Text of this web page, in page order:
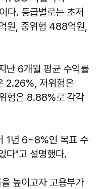
. 등급별로는 초저
, 중위험 488억원,
난 6개월 평균 수익률
2.26%, 저위험은
험은 8.88%로 각각
1년 6~8%인 목표 수
다"고 설명했다.
높이고자 고용부가